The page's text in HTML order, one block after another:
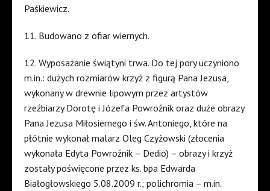
Paśkiewicz.
11. Budowano z ofiar wiernych.
12. Wyposażanie świątyni trwa. Do tej pory uczyniono
m.in.: dużych rozmiarów krzyż z figurą Pana Jezusa,
wykonany w drewnie lipowym przez artystów
rzeźbiarzy Dorotę i Józefa Powroźnik oraz duże obrazy
Pana Jezusa Miłosiernego i św. Antoniego, które na
płótnie wykonał malarz Oleg Czyżowski (złocenia
wykonała Edyta Powroźnik – Dedio) – obrazy i krzyż
zostały poświęcone przez ks. bpa Edwarda
Białogłowskiego 5.08.2009 r.; polichromia – m.in.